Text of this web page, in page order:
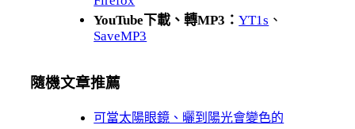
YouTube下載、轉MP3：YT1s 、
SaveMP3
隨機文章推薦
可當太陽眼鏡、曬到陽光會變色的